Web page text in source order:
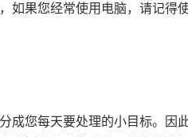
如果您经常使用电脑，请记得
成您每天要处理的小目标。
因